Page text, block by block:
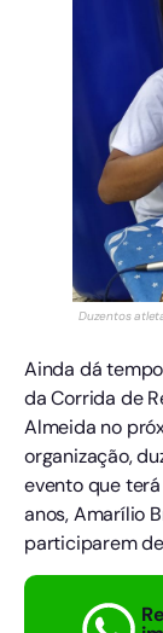
Duzentos
Ainda dá
da Corrida de
Almeida no
organização,
evento que
anos, Amarílio
participarem